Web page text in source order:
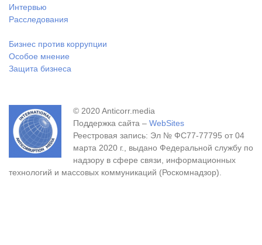
Интервью
Расследования
Бизнес против коррупции
Особое мнение
Защита бизнеса
© 2020 Anticorr.media
Поддержка сайта – WebSites
Реестровая запись: Эл № ФС77-77795 от 04
марта 2020 г., выдано Федеральной службу по
надзору в сфере связи, информационных
технологий и массовых коммуникаций (Роскомнадзор).